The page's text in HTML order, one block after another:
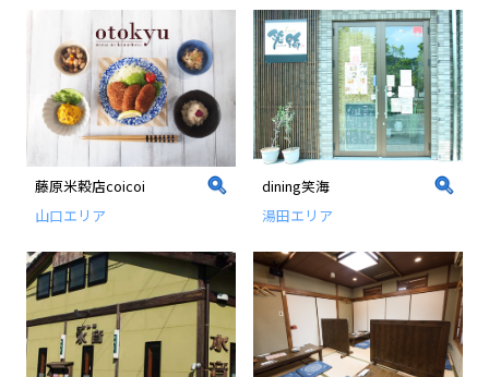
藤原米穀店coicoi
山口エリア
dining笑海
湯田エリア